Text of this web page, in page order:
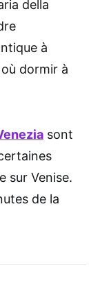
della
à
dormir à
sont
sur Venise.
de la